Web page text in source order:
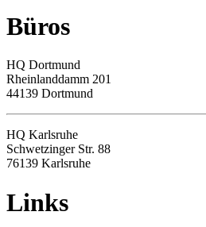
Büros
HQ Dortmund
Rheinlanddamm 201
44139 Dortmund
HQ Karlsruhe
Schwetzinger Str. 88
76139 Karlsruhe
Links